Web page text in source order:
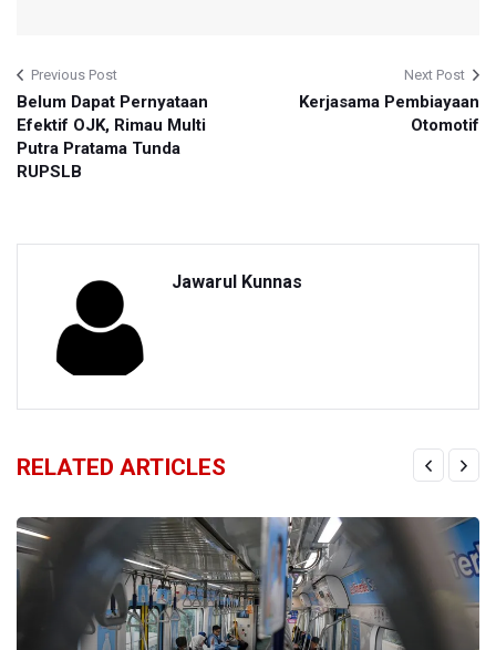
Previous Post
Belum Dapat Pernyataan
Efektif OJK, Rimau Multi
Putra Pratama Tunda
RUPSLB
Next Post
Kerjasama Pembiayaan
Otomotif
Jawarul Kunnas
RELATED ARTICLES